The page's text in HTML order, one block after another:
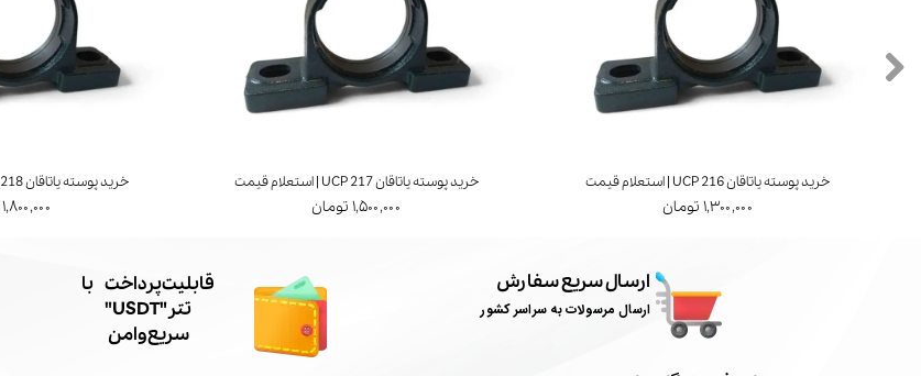
خرید پوسته یاتاقان UCP 218 | استعلام قیمت
۱,۸۰۰,۰۰۰ تومان
خرید پوسته یاتاقان UCP 217 | استعلام قیمت
۱,۵۰۰,۰۰۰ تومان
خرید پوسته یاتاقان UCP 216 | استعلام قیمت
۱,۳۰۰,۰۰۰ تومان
ارسال سریع سفارش
ارسال مرسولات به سراسر کشور
​قابلیت پرداخت با
تتر"USDT"
سریع و امن